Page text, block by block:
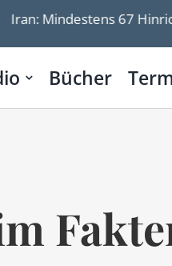
Mindestens 67
Bücher